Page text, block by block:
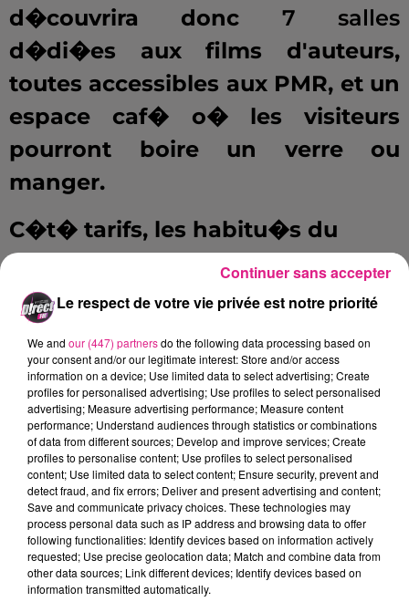
d�couvrira donc 7 salles
d�di�es aux films d'auteurs,
toutes accessibles aux PMR, et un
espace caf� o� les visiteurs
pourront boire un verre ou
manger.
C�t� tarifs, les habitu�s du
Palace noteront une hausse des
prix, de plus d'1 euro pour le tarif
normal, et la carte 10 places
passera de57 � 65 euros.
D�couvrez en quelques images
les travaux du futur Klub :
Le respect de votre vie privée est notre priorité
We and our (447) partnersdo the following data processing based on
your consent and/or our legitimate interest: Store and/or access
information on a device; Use limited data to select advertising; Create
profiles for personalised advertising; Use profiles to select personalised
advertising; Measure advertising performance; Measure content
performance; Understand audiences through statistics or combinations
of data from different sources; Develop and improve services; Create
profiles to personalise content; Use profiles to select personalised
content; Use limited data to select content; Ensure security, prevent and
detect fraud, and fix errors; Deliver and present advertising and content;
Save and communicate privacy choices. These technologies may
process personal data such as IP address and browsing data to offer
following functionalities: Identify devices based on information actively
requested; Use precise geolocation data; Match and combine data from
other data sources; Link different devices; Identify devices based on
information transmitted automatically.
Continuer sans accepter